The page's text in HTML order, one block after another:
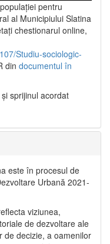
pentru
al Municipiului Slatina
chestionarul online,
Studiu-sociologic-
din documentul în
sprijinul acordat
este în procesul de
Urbană 2021‐
viziunea,
de dezvoltare ale
de decizie, a oamenilor